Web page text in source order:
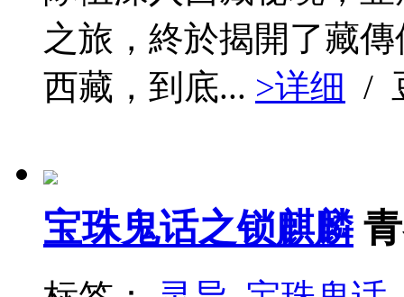
之旅，終於揭開了藏
西藏，到底... >详细 /
宝珠鬼话之锁麒麟